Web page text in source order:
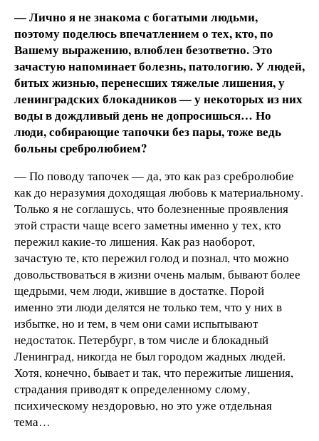
— Лично я не знакома с богатыми людьми,
поэтому поделюсь впечатлением о тех, кто, по
Вашему выражению, влюблен безответно. Это
зачастую напоминает болезнь, патологию. У людей,
битых жизнью, перенесших тяжелые лишения, у
ленинградских блокадников — у некоторых из них
воды в дождливый день не допросишься… Но
люди, собирающие тапочки без пары, тоже ведь
больны сребролюбием?
— По поводу тапочек — да, это как раз сребролюбие
как до неразумия доходящая любовь к материальному.
Только я не соглашусь, что болезненные проявления
этой страсти чаще всего заметны именно у тех, кто
пережил какие-то лишения. Как раз наоборот,
зачастую те, кто пережил голод и познал, что можно
довольствоваться в жизни очень малым, бывают более
щедрыми, чем люди, жившие в достатке. Порой
именно эти люди делятся не только тем, что у них в
избытке, но и тем, в чем они сами испытывают
недостаток. Петербург, в том числе и блокадный
Ленинград, никогда не был городом жадных людей.
Хотя, конечно, бывает и так, что пережитые лишения,
страдания приводят к определенному слому,
психическому нездоровью, но это уже отдельная
тема…